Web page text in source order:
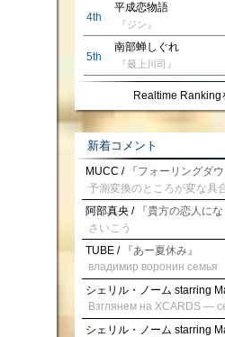
4th
平成恋物語
『ジン』
5th
南部蝉しぐれ
『最上川司』
Realtime Ranking
新着コメント
MUCC / 『フォーリングダウ
阿部真央 / 『貴方の恋人に
さいこう
TUBE / 『あー夏休み』
владимир воронин семья
シェリル・ノーム starring
シェリル・ノーム starring